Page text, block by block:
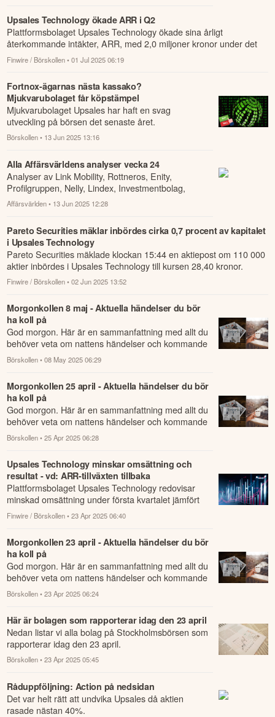
Upsales Technology ökade ARR i Q2
Plattformsbolaget Upsales Technology ökade sina årligt
återkommande intäkter, ARR, med 2,0 miljoner kronor under det
andra kvartalet.
Finwire / Börskollen • 01 Jul 2025 06:19
Fortnox-ägarnas nästa kassako?
Mjukvarubolaget får köpstämpel
Mjukvarubolaget Upsales har haft en svag
utveckling på börsen det senaste året.
Börskollen • 13 Jun 2025 13:16
Alla Affärsvärldens analyser vecka 24
Analyser av Link Mobility, Rottneros, Enity,
Profilgruppen, Nelly, Lindex, Investmentbolag,
Gullberg Jansson, Rusta, Clas Ohlson, ABAS
Prot...
Affärsvärlden • 13 Jun 2025 12:28
Pareto Securities mäklar inbördes cirka 0,7 procent av kapitalet
i Upsales Technology
Pareto Securities mäklade klockan 15:44 en aktiepost om 110 000
aktier inbördes i Upsales Technology till kursen 28,40 kronor.
Finwire / Börskollen • 02 Jun 2025 13:52
Morgonkollen 8 maj - Aktuella händelser du bör
ha koll på
God morgon. Här är en sammanfattning med allt du
behöver veta om nattens händelser och kommande
dagens viktigaste händelser på börsen.
Börskollen • 08 May 2025 06:29
Morgonkollen 25 april - Aktuella händelser du bör
ha koll på
God morgon. Här är en sammanfattning med allt du
behöver veta om nattens händelser och kommande
dagens viktigaste händelser på börsen.
Börskollen • 25 Apr 2025 06:28
Upsales Technology minskar omsättning och
resultat - vd: ARR-tillväxten tillbaka
Plattformsbolaget Upsales Technology redovisar
minskad omsättning under första kvartalet jämfört
med samma period året innan.
Finwire / Börskollen • 23 Apr 2025 06:40
Morgonkollen 23 april - Aktuella händelser du bör
ha koll på
God morgon. Här är en sammanfattning med allt du
behöver veta om nattens händelser och kommande
dagens viktigaste händelser på börsen.
Börskollen • 23 Apr 2025 06:24
Här är bolagen som rapporterar idag den 23 april
Nedan listar vi alla bolag på Stockholmsbörsen som
rapporterar idag den 23 april.
Börskollen • 23 Apr 2025 05:45
Råduppföljning: Action på nedsidan
Det var helt rätt att undvika Upsales då aktien
rasade nästan 40%.